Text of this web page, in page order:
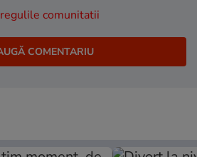
regulile comunitatii